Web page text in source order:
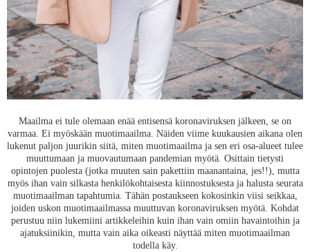
Maailma ei tule olemaan enää entisensä koronaviruksen jälkeen, se on
varmaa. Ei myöskään muotimaailma. Näiden viime kuukausien aikana olen
lukenut paljon juurikin siitä, miten muotimaailma ja sen eri osa-alueet tulee
muuttumaan ja muovautumaan pandemian myötä. Osittain tietysti
opintojen puolesta (jotka muuten sain pakettiin maanantaina, jes!!), mutta
myös ihan vain silkasta henkilökohtaisesta kiinnostuksesta ja halusta seurata
muotimaailman tapahtumia. Tähän postaukseen kokosinkin viisi seikkaa,
joiden uskon muotimaailmassa muuttuvan koronaviruksen myötä. Kohdat
perustuu niin lukemiini artikkeleihin kuin ihan vain omiin havaintoihin ja
ajatuksiinikin, mutta vain aika oikeasti näyttää miten muotimaailman
todella käy.